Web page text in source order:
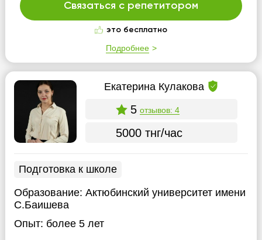
Связаться с репетитором
это бесплатно
Подробнее
Екатерина Кулакова
5 отзывов: 4
5000 тнг/час
Подготовка к школе
Образование: Актюбинский университет имени
С.Баишева
Опыт: более 5 лет